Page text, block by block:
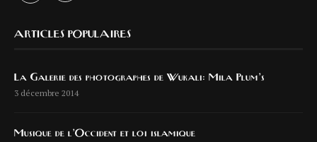
ARTICLES POPULAIRES
La Galerie des photographes de Wukali: Mila Plum’s
3 décembre 2014
Musique de l’Occident et loi islamique